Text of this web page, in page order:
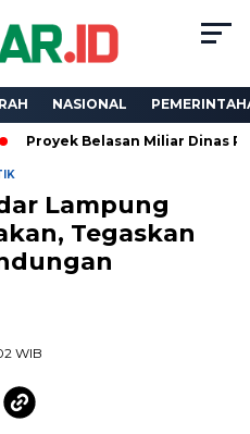
NASIONAL
Miliar Dinas PKPCK
Lampung
Tegaskan
WIB